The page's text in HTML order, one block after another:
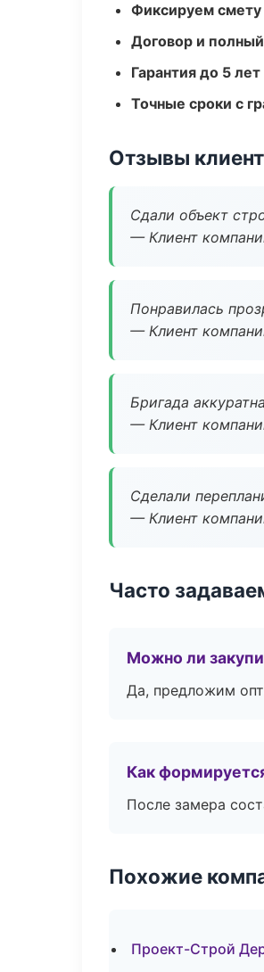
Фиксируем смету
Договор и
Гарантия до 5
Точные сроки с
Отзывы
Сдали объект
— Клиент
Понравилась
— Клиент
Бригада
— Клиент
Сделали
— Клиент
Часто
Можно ли
Да, предложим
Как
После замера
Похожие
Проект-Строй